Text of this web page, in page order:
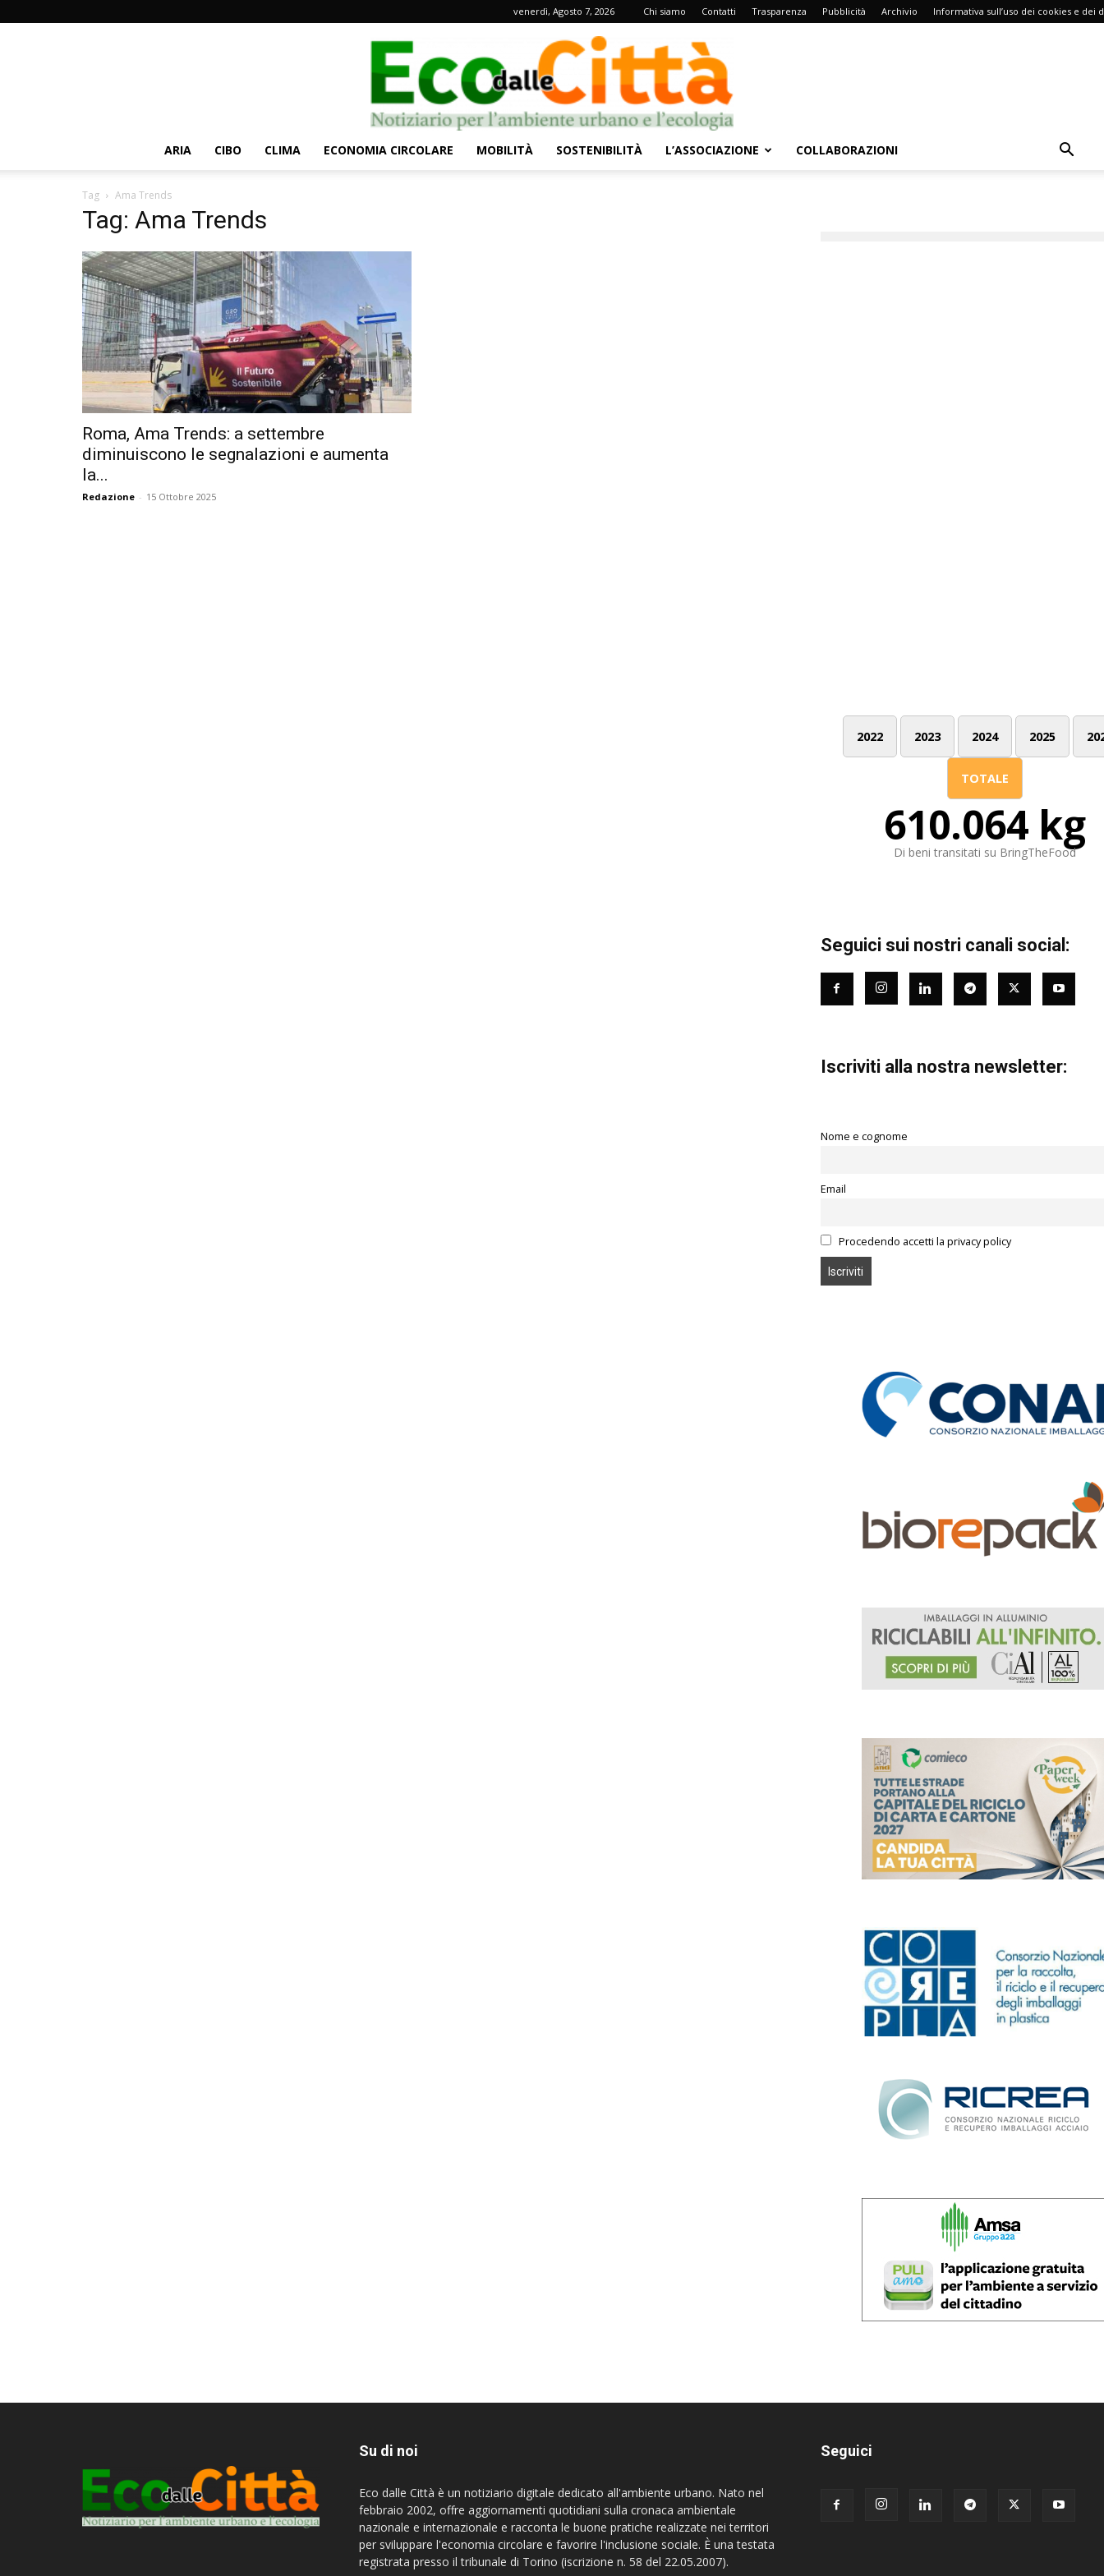
venerdì, Agosto 7, 2026 Chi siamo Contatti Trasparenza Pubblicità Archivio Informativa sull’uso dei cookies e dei
ARIA CIBO CLIMA ECONOMIA CIRCOLARE MOBILITÀ SOSTENIBILITÀ L’ASSOCIAZIONE COLLABORAZIONI
Tag Ama Trends
Tag: Ama Trends
Roma, Ama Trends: a settembre
diminuiscono le segnalazioni e aumenta
la...
Redazione - 15 Ottobre 2025
2022 2023 2024 2025
TOTALE
610.064 kg
Di beni transitati su BringTheFood
Seguici sui nostri canali social:
Iscriviti alla nostra newsletter:
Nome e cognome
Email
Procedendo accetti la privacy policy
Su di noi
Eco dalle Città è un notiziario digitale dedicato all'ambiente urbano. Nato nel
febbraio 2002, offre aggiornamenti quotidiani sulla cronaca ambientale
nazionale e internazionale e racconta le buone pratiche realizzate nei territori
per sviluppare l'economia circolare e favorire l'inclusione sociale. È una testata
registrata presso il tribunale di Torino (iscrizione n. 58 del 22.05.2007).
Seguici